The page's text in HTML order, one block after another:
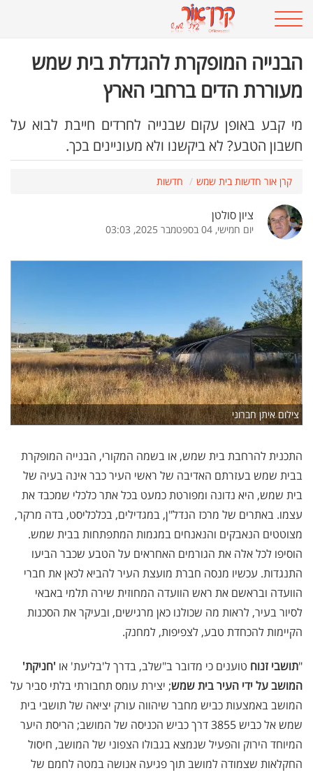
הבנייה המופקרת להגדלת בית שמש
מעוררת הדים ברחבי הארץ
מי קבע באופן עקום שבנייה לחרדים חייבת לבוא על
חשבון הטבע? לא ביקשנו ולא מעוניינים בכך.
קרן אור חדשות בית שמש חדשות
ציון סולטן
יום חמישי, 04 בספטמבר 2025, 03:03
צילום איתן חברוני
התכנית להרחבת בית שמש, או בשמה המקורי, הבנייה המופקרת
בבית שמש בעזרתם האדיבה של ראשי העיר כבר אינה בעיה של
בית שמש, היא נדונה ומפורטת כמעט בכל אתר כלכלי שמכבד את
עצמו. באתרים של מרכז הנדל"ן, במגדילים, בכלכליסט, בדה מרקר,
מצוטטים הנאבקים והנאנחים במגמות המתפתחות בבית שמש.
הוסיפו לכל אלה את הגורמים האחראים על הטבע שכבר הביעו
התנגדות. עכשיו מנסה חברת מועצת העיר להביא לכאן את חברי
הוועדה ובראשם את ראש הוועדה המחוזית שירה תלמי באבאי
לסיור בעיר, לראות מה שכולנו כאן מרגישים, ובעיקר את הסכנות
הקיימות להכחדת טבע, לצפיפות, למחנק.
"תושבי זנוח טוענים כי מדובר ב"שלב, בדרך ל'בליעת' או 'חניקת'
המושב על ידי העיר בית שמש; יצירת עומס תחבורתי בלתי סביר על
המושב באמצעות כביש מחבר שיהווה עורק יציאה של תושבי בית
שמש אל כביש 3855 דרך כביש הכניסה של המושב; הריסת היער
המיוחד הירוק והפעיל שנמצא בגבולו הצפוני של המושב, חיסול
החקלאות שצמודה למושב תוך פגיעה אנושה במטה לחמם של